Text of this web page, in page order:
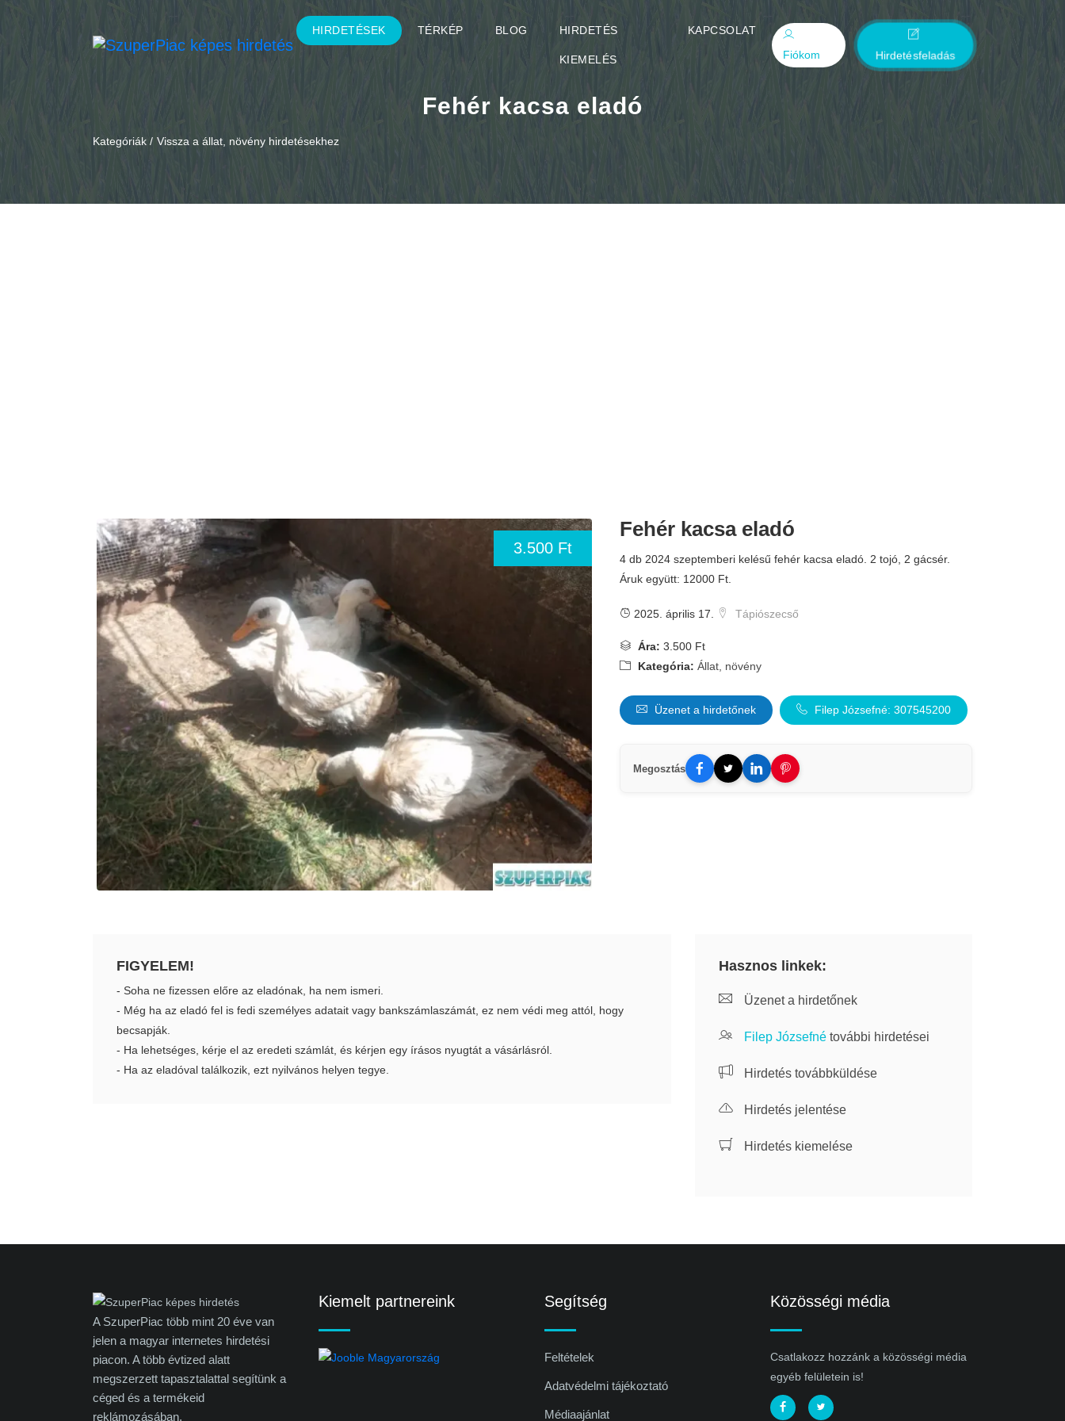
HIRDETÉSEK TÉRKÉP BLOG HIRDETÉS
KIEMELÉS
KAPCSOLAT
Fiókom
Hirdetésfeladás
Fehér kacsa eladó
Kategóriák / Vissza a állat, növény hirdetésekhez
3.500 Ft
Fehér kacsa eladó
4 db 2024 szeptemberi kelésű fehér kacsa eladó. 2 tojó, 2 gácsér.
Áruk együtt: 12000 Ft.
2025. április 17. Tápiószecső
Ára: 3.500 Ft
Kategória: Állat, növény
Üzenet a hirdetőnek Filep Józsefné: 307545200
Megosztás
FIGYELEM!
- Soha ne fizessen előre az eladónak, ha nem ismeri.
- Még ha az eladó fel is fedi személyes adatait vagy bankszámlaszámát, ez nem védi meg attól, hogy
becsapják.
- Ha lehetséges, kérje el az eredeti számlát, és kérjen egy írásos nyugtát a vásárlásról.
- Ha az eladóval találkozik, ezt nyilvános helyen tegye.
Hasznos linkek:
Üzenet a hirdetőnek
Filep Józsefné további hirdetései
Hirdetés továbbküldése
Hirdetés jelentése
Hirdetés kiemelése
A SzuperPiac több mint 20 éve van
jelen a magyar internetes hirdetési
piacon. A több évtized alatt
megszerzett tapasztalattal segítünk a
céged és a termékeid
reklámozásában.
Kiemelt partnereink Segítség
Feltételek
Adatvédelmi tájékoztató
Médiaajánlat
Közösségi média
Csatlakozz hozzánk a közösségi média
egyéb felületein is!